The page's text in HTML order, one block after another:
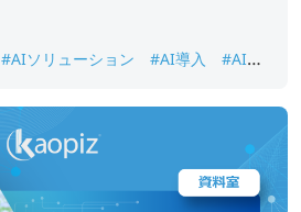
#AIソリューション #AI導入
#AI画